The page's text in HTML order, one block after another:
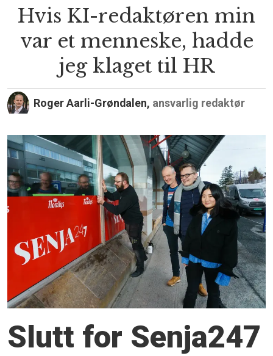
Hvis KI-redaktøren min
var et menneske, hadde
jeg klaget til HR
Roger Aarli-Grøndalen, ansvarlig redaktør
Slutt for Senja247